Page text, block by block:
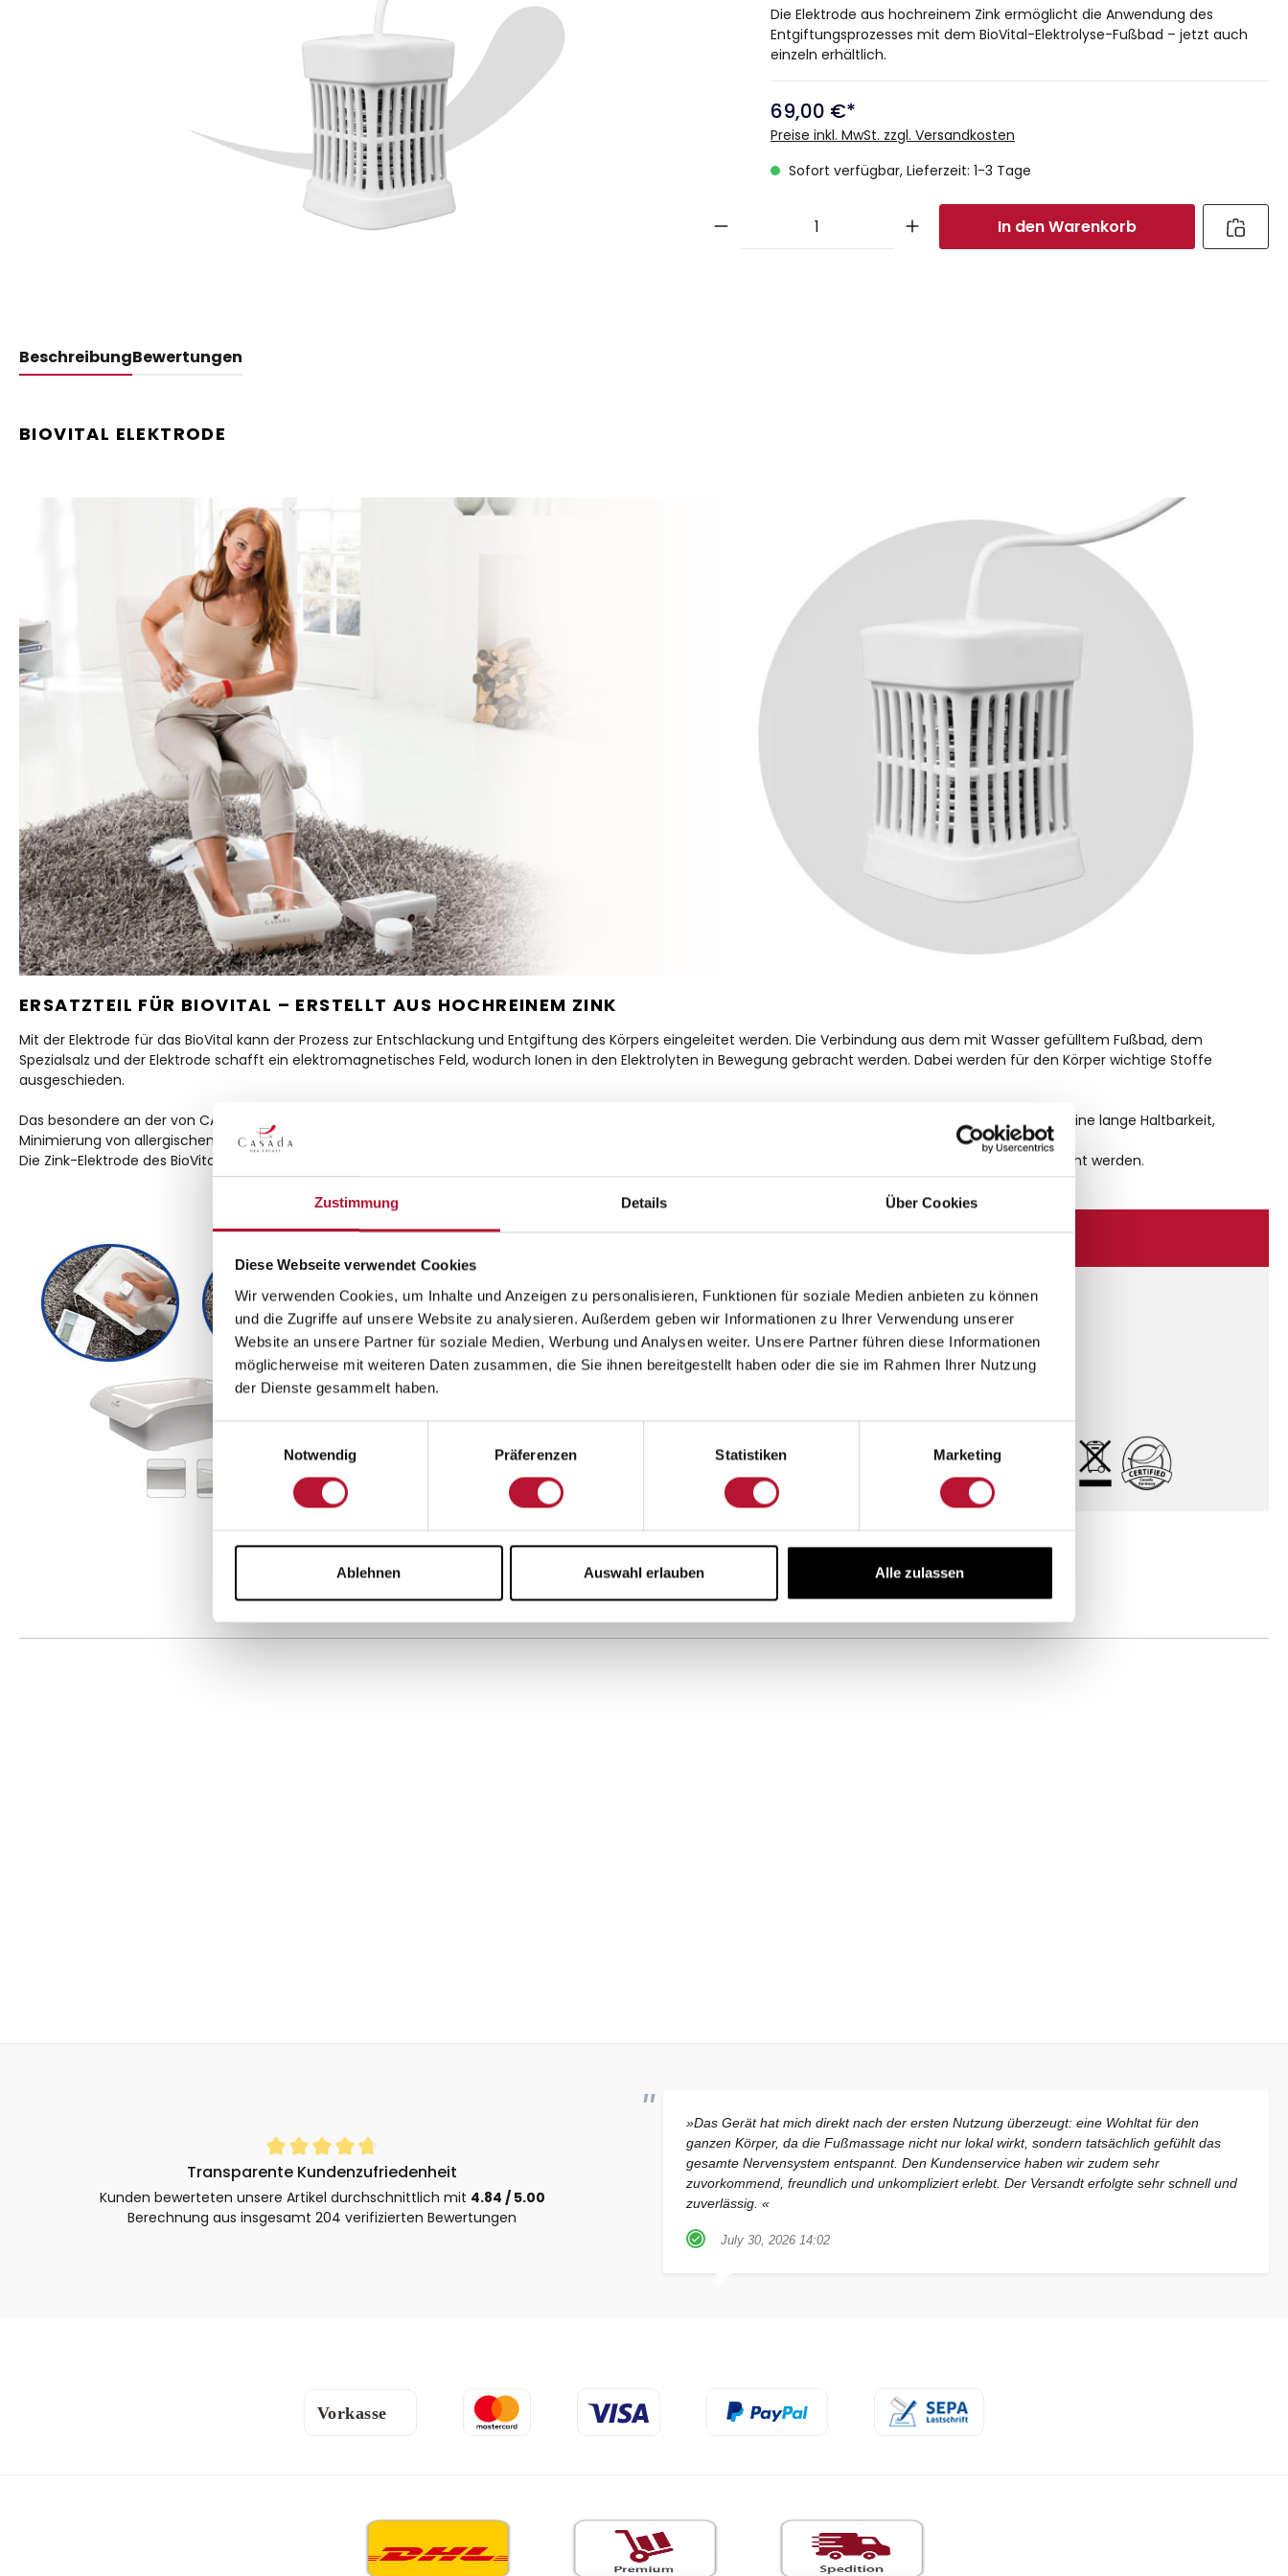
Zustimmung Details Über Cookies
Diese Webseite verwendet Cookies
Wir verwenden Cookies, um Inhalte und Anzeigen zu personalisieren, Funktionen für soziale Medien anbieten zu können
und die Zugriffe auf unsere Website zu analysieren. Außerdem geben wir Informationen zu Ihrer Verwendung unserer
Website an unsere Partner für soziale Medien, Werbung und Analysen weiter. Unsere Partner führen diese Informationen
möglicherweise mit weiteren Daten zusammen, die Sie ihnen bereitgestellt haben oder die sie im Rahmen Ihrer Nutzung
der Dienste gesammelt haben.
Notwendig
Präferenzen Statistiken Marketing
Ablehnen Auswahl erlauben Alle zulassen
Die Elektrode aus hochreinem Zink ermöglicht die Anwendung des
Entgiftungsprozesses mit dem BioVital-Elektrolyse-Fußbad – jetzt auch
einzeln erhältlich.
69,00 €*
Preise inkl. MwSt. zzgl. Versandkosten
Sofort verfügbar, Lieferzeit: 1-3 Tage
In den Warenkorb
BeschreibungBewertungen
BIOVITAL ELEKTRODE
ERSATZTEIL FÜR BIOVITAL – ERSTELLT AUS HOCHREINEM ZINK
Mit der Elektrode für das BioVital kann der Prozess zur Entschlackung und Entgiftung des Körpers eingeleitet werden. Die Verbindung aus dem mit Wasser gefülltem Fußbad, dem
Spezialsalz und der Elektrode schafft ein elektromagnetisches Feld, wodurch Ionen in den Elektrolyten in Bewegung gebracht werden. Dabei werden für den Körper wichtige Stoffe
ausgeschieden.
Das besondere an der von CASADA verwendeten Elektrode ist, dass sie aus einer hochreinen Zinklegierung besteht. Zink bringt mehrere Vorteile mit sich, wie eine lange Haltbarkeit,
Minimierung von allergischen Reaktionen durch Verzicht auf Chrom, Eisen oder Nickel, sowie der Vermeidung von Ablagerungen solcher Schwermetalle.
Die Zink-Elektrode des BioVitals muss nach jeder Anwendung unter fließendem Wasser abgespült und anschließend mit einem Desinfektionsmittel eingesprüht werden.
Technische Daten
Produkt: Elektrode
Kompatibel mit: BioVital
Durchschnittliche Bewertung von 4.8 von 5 Sternen
Transparente Kundenzufriedenheit
Kunden bewerteten unsere Artikel durchschnittlich mit 4.84 / 5.00
Berechnung aus insgesamt 204 verifizierten Bewertungen
»Das Gerät hat mich direkt nach der ersten Nutzung überzeugt: eine Wohltat für den
ganzen Körper, da die Fußmassage nicht nur lokal wirkt, sondern tatsächlich gefühlt das
gesamte Nervensystem entspannt. Den Kundenservice haben wir zudem sehr
zuvorkommend, freundlich und unkompliziert erlebt. Der Versandt erfolgte sehr schnell und
zuverlässig. «
July 30, 2026 14:02